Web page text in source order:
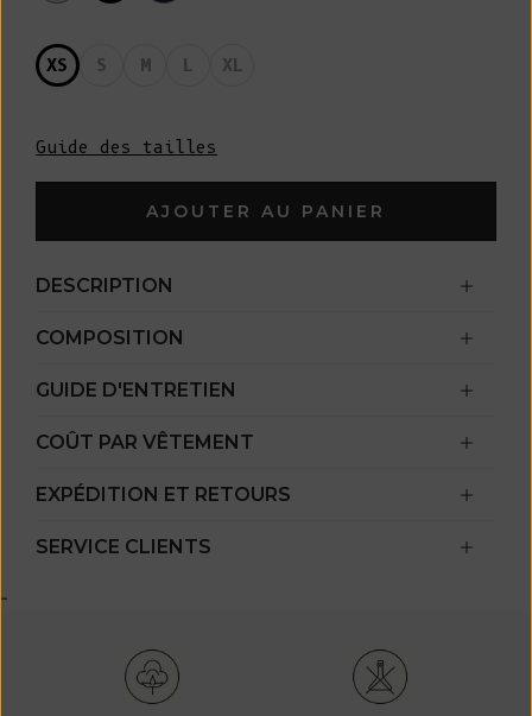
XS S M L XL
Guide des tailles
AJOUTER AU PANIER
DESCRIPTION
COMPOSITION
GUIDE D'ENTRETIEN
COÛT PAR VÊTEMENT
EXPÉDITION ET RETOURS
SERVICE CLIENTS
-